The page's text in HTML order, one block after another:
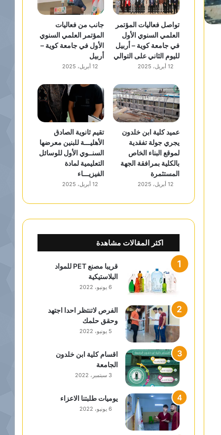
تواصل فعاليات المؤتمر
العلمي السنوي الأول
في جامعة كوية – أربيل
لليوم الثاني على التوالي
12 أبريل، 2025
جانب من فعاليات
المؤتمر العلمي السنوي
الأول في جامعة كوية –
أربيل
12 أبريل، 2025
عميد كلية ابن خلدون
يجري جولة تفقدية
لموقع البناء الخاص
بالكلية بمرافقة الجهة
المستثمرة
12 أبريل، 2025
تقيم ثانوية الصادق
الأهليـــة للبنين معرضها
السنــوي الأول للوسائل
التعليمية لمادة
الفيزيـــاء
12 أبريل، 2025
اكثر المقالات مشاهدة
قريبا مصنع PET للمواد
البلاستيكية
6 يونيو، 2022
الفرص لاتنتظر احدا اجتهد
وحقق حلمك
5 يونيو، 2022
اقسام كلية ابن خلدون
الجامعة
3 سبتمبر، 2022
يوميات طلبتنا الاعزاء
6 يونيو، 2022